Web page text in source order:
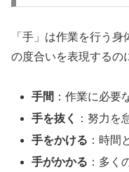
「手」は作業を行う
の度合いを表現するの
手間 ：作業に必要
手を抜く
：努力を
手をかける ：時間
手がかかる ：多く